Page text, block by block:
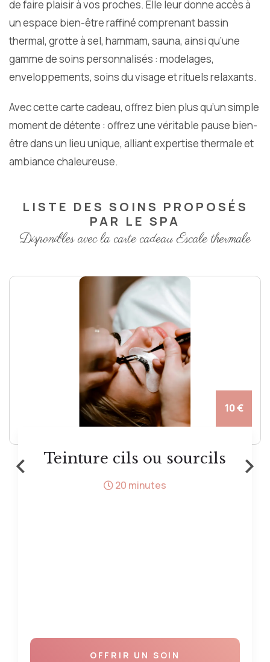
de faire plaisir à vos proches. Elle leur donne accès à
un espace bien-être raffiné comprenant bassin
thermal, grotte à sel, hammam, sauna, ainsi qu’une
gamme de soins personnalisés : modelages,
enveloppements, soins du visage et rituels relaxants.
Avec cette carte cadeau, offrez bien plus qu’un simple
moment de détente : offrez une véritable pause bien-
être dans un lieu unique, alliant expertise thermale et
ambiance chaleureuse.
LISTE DES SOINS PROPOSÉS
PAR LE SPA
Disponibles avec la carte cadeau Escale thermale
10 €
Teinture cils ou sourcils
20 minutes
OFFRIR UN SOIN
‹ ›